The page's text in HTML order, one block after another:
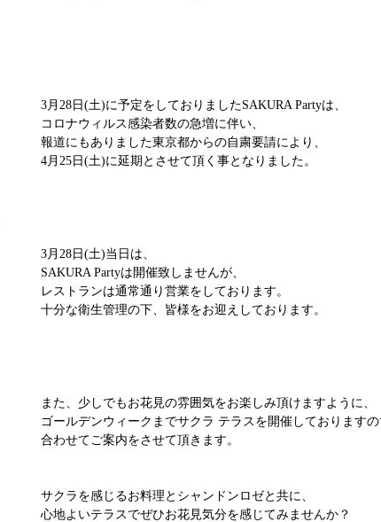
3月28日(土)に予定をしておりましたSAKURA Partyは、
コロナウィルス感染者数の急増に伴い、
報道にもありました東京都からの自粛要請により、
4月25日(土)に延期とさせて頂く事となりました。
3月28日(土)当日は、
SAKURA Partyは開催致しませんが、
レストランは通常通り営業をしております。
十分な衛生管理の下、皆様をお迎えしております。
また、少しでもお花見の雰囲気をお楽しみ頂けますように、
ゴールデンウィークまでサクラ テラスを開催しております
合わせてご案内をさせて頂きます。
サクラを感じるお料理とシャンドンロゼと共に、
心地よいテラスでぜひお花見気分を感じてみませんか？